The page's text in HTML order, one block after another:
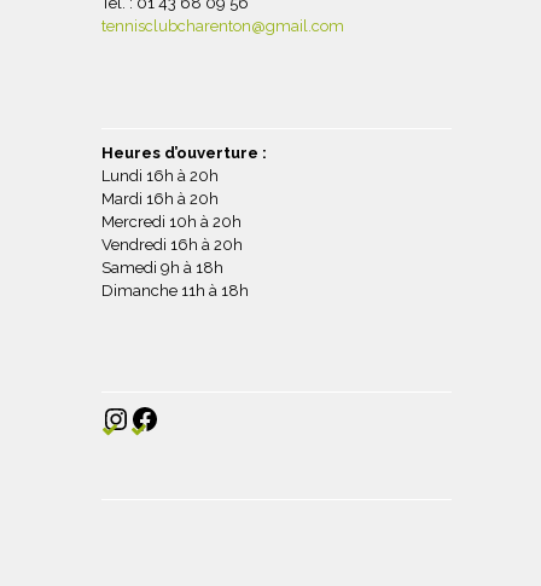
tennisclubcharenton@gmail.com
Heures d’ouverture :
Lundi 16h à 20h
Mardi 16h à 20h
Mercredi 10h à 20h
Vendredi 16h à 20h
Samedi 9h à 18h
Dimanche 11h à 18h
Instagram
Facebook